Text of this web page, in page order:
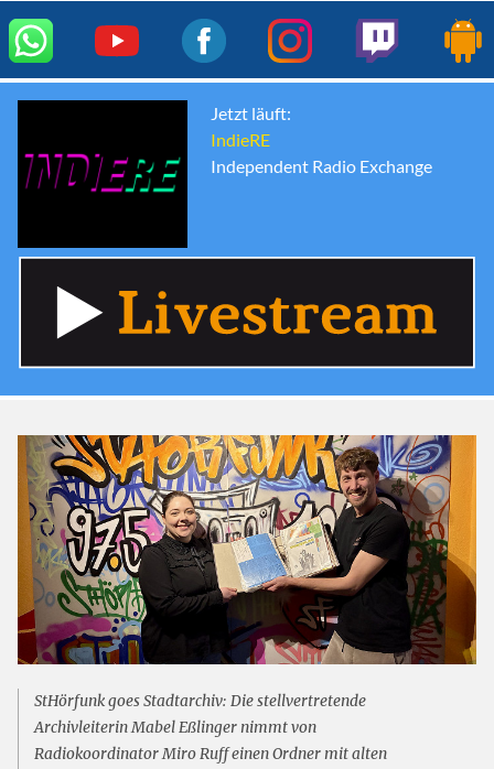
Jetzt läuft:
IndieRE
Independent Radio Exchange
StHörfunk goes Stadtarchiv: Die stellvertretende
Archivleiterin Mabel Eßlinger nimmt von
Radiokoordinator Miro Ruff einen Ordner mit alten